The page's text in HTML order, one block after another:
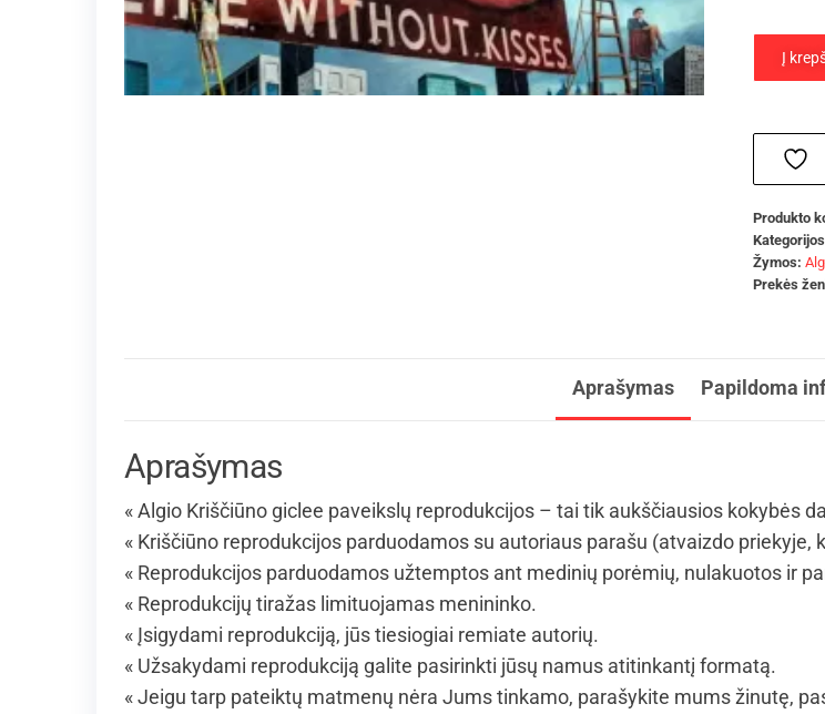
Į
Produkto
Žymos:
Prekės
Aprašymas Papildoma
Aprašymas
« Algio Kriščiūno giclee paveikslų reprodukcijos – tai tik aukščiausios kokybės
« Kriščiūno reprodukcijos parduodamos su autoriaus parašu (atvaizdo priekyje,
« Reprodukcijos parduodamos užtemptos ant medinių porėmių, nulakuotos ir
« Reprodukcijų tiražas limituojamas menininko.
« Įsigydami reprodukciją, jūs tiesiogiai remiate autorių.
« Užsakydami reprodukciją galite pasirinkti jūsų namus atitinkantį formatą.
« Jeigu tarp pateiktų matmenų nėra Jums tinkamo, parašykite mums žinutę,